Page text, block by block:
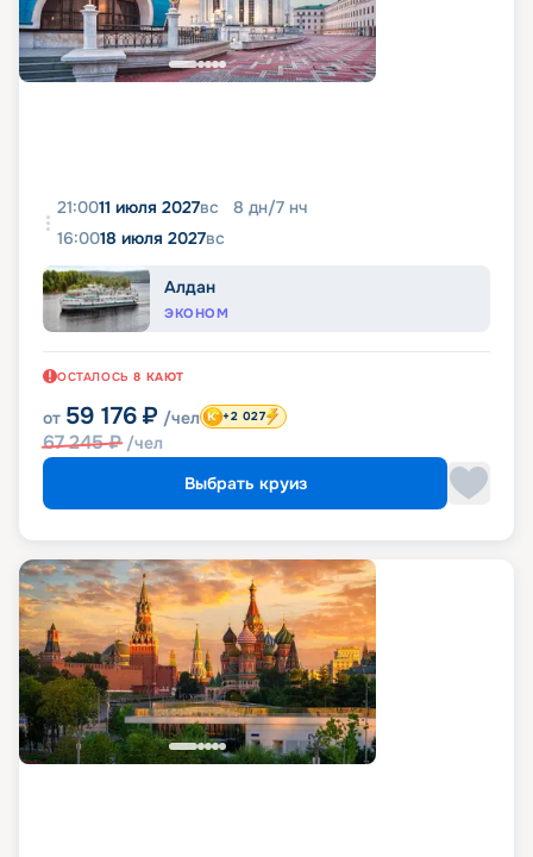
21:0011 июля 2027вс 8 дн/7 нч
16:0018 июля 2027вс
Алдан
ЭКОНОМ
ОСТАЛОСЬ 8 КАЮТ
от 59 176 ₽ /чел
67 245₽ /чел
+2 027
Выбрать круиз